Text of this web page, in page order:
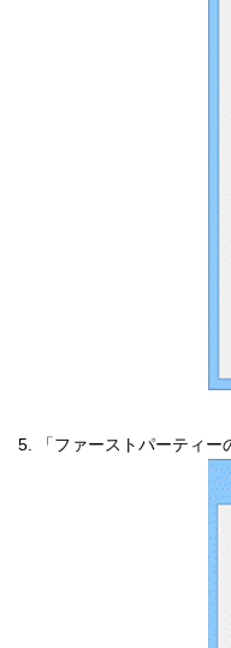
5. 「ファーストパーティー